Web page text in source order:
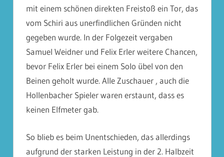
mit einem schönen direkten Freistoß ein Tor, das
vom Schiri aus unerfindlichen Gründen nicht
gegeben wurde. In der Folgezeit vergaben
Samuel Weidner und Felix Erler weitere Chancen,
bevor Felix Erler bei einem Solo übel von den
Beinen geholt wurde. Alle Zuschauer , auch die
Hollenbacher Spieler waren erstaunt, dass es
keinen Elfmeter gab.
So blieb es beim Unentschieden, das allerdings
aufgrund der starken Leistung in der 2. Halbzeit